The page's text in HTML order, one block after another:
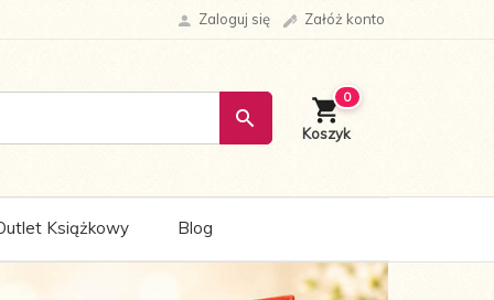
Zaloguj się Załóż konto
0
Książkowy Blog